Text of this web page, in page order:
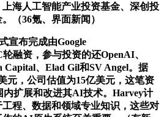
海人工智能产业投资基金、深创投
（36氪、界面新闻）
布完成由Google
融资，参与投资的还OpenAI、
Capital、Elad Gil和SV Angel。据
元，公司估值为15亿美元，这笔资
内扩展和改进其AI技术。Harvey计
程、数据和领域专业知识，这些对